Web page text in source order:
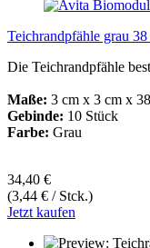
Teichrandpfähle grau
Die Teichrandpfähle
Maße: 3 cm x 3 cm x
Gebinde: 10 Stück
Farbe: Grau
34,40 €
(3,44 € / Stck.)
Jetzt kaufen